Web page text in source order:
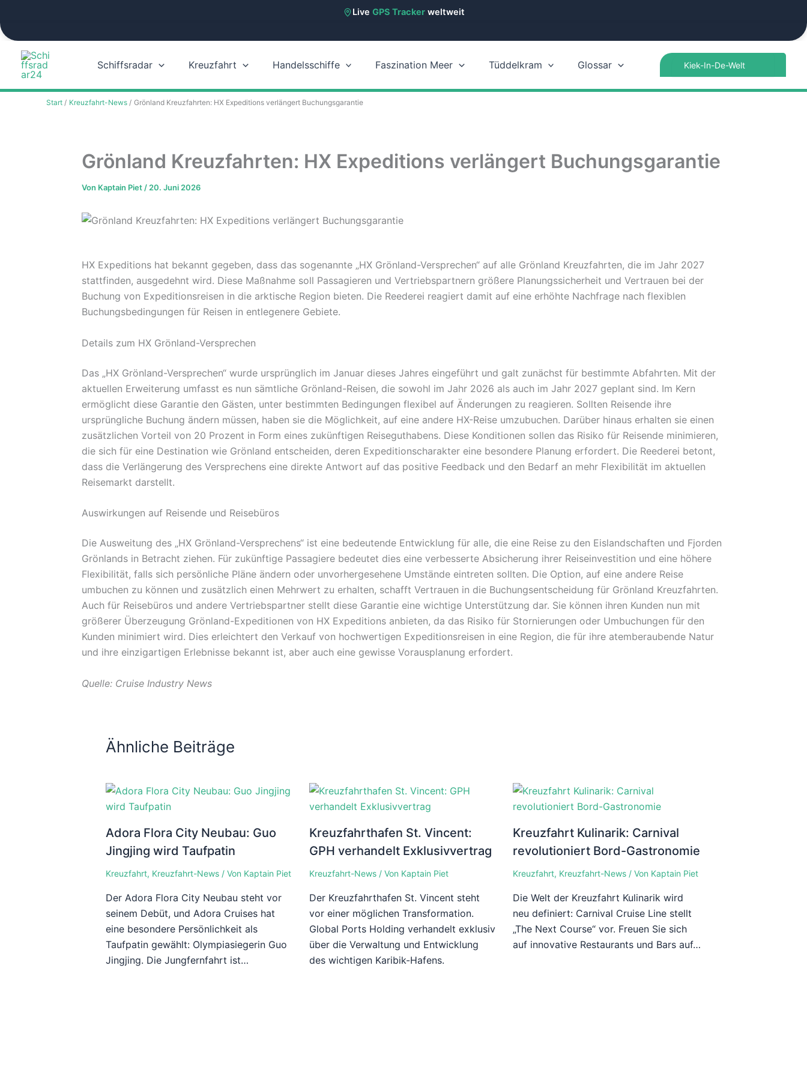
Live GPS Trackerweltweit
Zum
springen
Schiffsradar Kreuzfahrt Handelsschiffe Faszination Meer Tüddelkram Glossar
Start Kreuzfahrt-News Grönland Kreuzfahrten: HX Expeditions verlängert Buchungsgarantie
Grönland Kreuzfahrten: HX Expeditions verlängert Buchungsgarantie
Von Kaptain Piet / 20. Juni 2026
HX Expeditions hat bekannt gegeben, dass das sogenannte „HX Grönland-Versprechen“ auf alle Grönland Kreuzfahrten, die im Jahr 2027
stattfinden, ausgedehnt wird. Diese Maßnahme soll Passagieren und Vertriebspartnern größere Planungssicherheit und Vertrauen bei der
Buchung von Expeditionsreisen in die arktische Region bieten. Die Reederei reagiert damit auf eine erhöhte Nachfrage nach flexiblen
Buchungsbedingungen für Reisen in entlegenere Gebiete.
Details zum HX Grönland-Versprechen
Das „HX Grönland-Versprechen“ wurde ursprünglich im Januar dieses Jahres eingeführt und galt zunächst für bestimmte Abfahrten. Mit der
aktuellen Erweiterung umfasst es nun sämtliche Grönland-Reisen, die sowohl im Jahr 2026 als auch im Jahr 2027 geplant sind. Im Kern
ermöglicht diese Garantie den Gästen, unter bestimmten Bedingungen flexibel auf Änderungen zu reagieren. Sollten Reisende ihre
ursprüngliche Buchung ändern müssen, haben sie die Möglichkeit, auf eine andere HX-Reise umzubuchen. Darüber hinaus erhalten sie einen
zusätzlichen Vorteil von 20 Prozent in Form eines zukünftigen Reiseguthabens. Diese Konditionen sollen das Risiko für Reisende minimieren,
die sich für eine Destination wie Grönland entscheiden, deren Expeditionscharakter eine besondere Planung erfordert. Die Reederei betont,
dass die Verlängerung des Versprechens eine direkte Antwort auf das positive Feedback und den Bedarf an mehr Flexibilität im aktuellen
Reisemarkt darstellt.
Auswirkungen auf Reisende und Reisebüros
Die Ausweitung des „HX Grönland-Versprechens“ ist eine bedeutende Entwicklung für alle, die eine Reise zu den Eislandschaften und Fjorden
Grönlands in Betracht ziehen. Für zukünftige Passagiere bedeutet dies eine verbesserte Absicherung ihrer Reiseinvestition und eine höhere
Flexibilität, falls sich persönliche Pläne ändern oder unvorhergesehene Umstände eintreten sollten. Die Option, auf eine andere Reise
umbuchen zu können und zusätzlich einen Mehrwert zu erhalten, schafft Vertrauen in die Buchungsentscheidung für Grönland Kreuzfahrten.
Auch für Reisebüros und andere Vertriebspartner stellt diese Garantie eine wichtige Unterstützung dar. Sie können ihren Kunden nun mit
größerer Überzeugung Grönland-Expeditionen von HX Expeditions anbieten, da das Risiko für Stornierungen oder Umbuchungen für den
Kunden minimiert wird. Dies erleichtert den Verkauf von hochwertigen Expeditionsreisen in eine Region, die für ihre atemberaubende Natur
und ihre einzigartigen Erlebnisse bekannt ist, aber auch eine gewisse Vorausplanung erfordert.
Quelle: Cruise Industry News
Ähnliche Beiträge
Adora Flora City Neubau: Guo
Jingjing wird Taufpatin
Kreuzfahrt, Kreuzfahrt-News / Von Kaptain Piet
Der Adora Flora City Neubau steht vor
seinem Debüt, und Adora Cruises hat
eine besondere Persönlichkeit als
Taufpatin gewählt: Olympiasiegerin Guo
Jingjing. Die Jungfernfahrt ist…
Kreuzfahrthafen St. Vincent:
GPH verhandelt Exklusivvertrag
Kreuzfahrt-News / Von Kaptain Piet
Der Kreuzfahrthafen St. Vincent steht
vor einer möglichen Transformation.
Global Ports Holding verhandelt exklusiv
über die Verwaltung und Entwicklung
des wichtigen Karibik-Hafens.
Kreuzfahrt Kulinarik: Carnival
revolutioniert Bord-Gastronomie
Kreuzfahrt, Kreuzfahrt-News/ Von Kaptain Piet
Die Welt der Kreuzfahrt Kulinarik wird
neu definiert: Carnival Cruise Line stellt
„The Next Course“ vor. Freuen Sie sich
auf innovative Restaurants und Bars auf…